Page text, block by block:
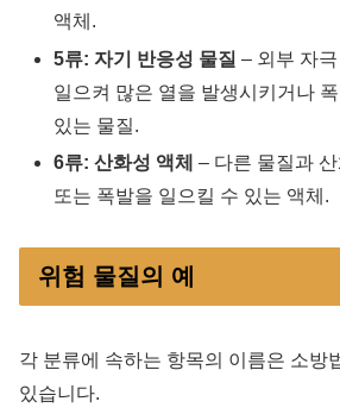
액체.
5류: 자기 반응성 물질 – 외부 자
일으켜 많은 열을 발생시키거나
있는 물질.
6류: 산화성 액체 – 다른 물질과
또는 폭발을 일으킬 수 있는 액체.
위험 물질의 예
각 분류에 속하는 항목의 이름은 소방
있습니다.